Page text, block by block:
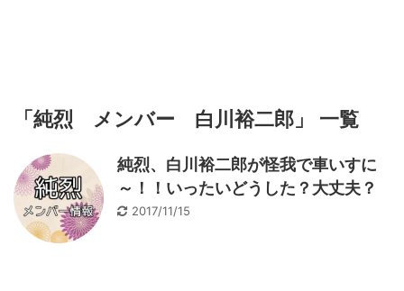
「純烈 メンバー 白川裕二郎」 一覧
純烈、白川裕二郎が怪我で車いすに
～！！いったいどうした？大丈夫？
2017/11/15